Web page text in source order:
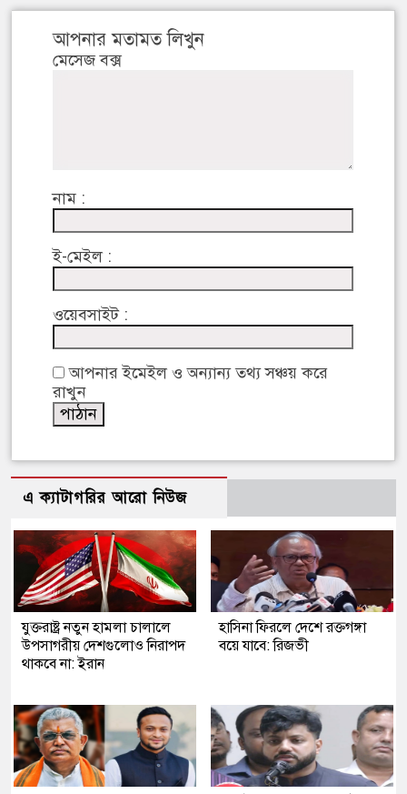
আপনার মতামত লিখুন
মেসেজ বক্স
নাম :
ই-মেইল :
ওয়েবসাইট :
আপনার ইমেইল ও অন্যান্য তথ্য সঞ্চয় করে
রাখুন
এ ক্যাটাগরির আরো নিউজ
যুক্তরাষ্ট্র নতুন হামলা চালালে
উপসাগরীয় দেশগুলোও নিরাপদ
থাকবে না: ইরান
হাসিনা ফিরলে দেশে রক্তগঙ্গা
বয়ে যাবে: রিজভী